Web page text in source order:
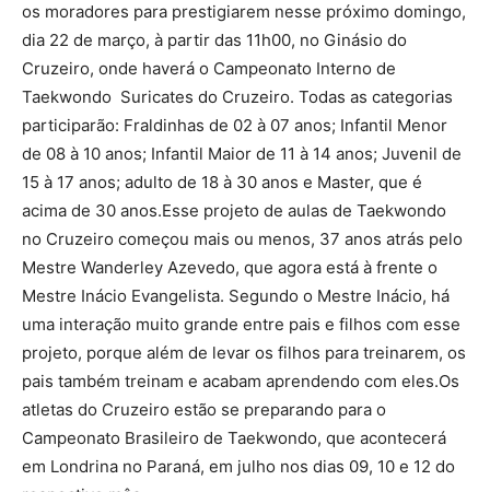
os moradores para prestigiarem nesse próximo domingo,
dia 22 de março, à partir das 11h00, no Ginásio do
Cruzeiro, onde haverá o Campeonato Interno de
Taekwondo Suricates do Cruzeiro. Todas as categorias
participarão: Fraldinhas de 02 à 07 anos; Infantil Menor
de 08 à 10 anos; Infantil Maior de 11 à 14 anos; Juvenil de
15 à 17 anos; adulto de 18 à 30 anos e Master, que é
acima de 30 anos.Esse projeto de aulas de Taekwondo
no Cruzeiro começou mais ou menos, 37 anos atrás pelo
Mestre Wanderley Azevedo, que agora está à frente o
Mestre Inácio Evangelista. Segundo o Mestre Inácio, há
uma interação muito grande entre pais e filhos com esse
projeto, porque além de levar os filhos para treinarem, os
pais também treinam e acabam aprendendo com eles.Os
atletas do Cruzeiro estão se preparando para o
Campeonato Brasileiro de Taekwondo, que acontecerá
em Londrina no Paraná, em julho nos dias 09, 10 e 12 do